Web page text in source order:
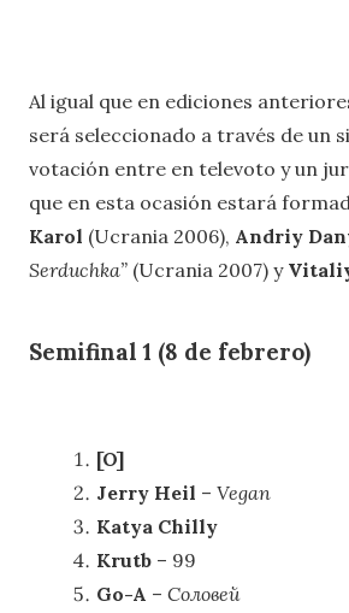
Al igual que en ediciones
será seleccionado a través de un
votación entre en televoto y un
que en esta ocasión estará
Karol (Ucrania 2006), Andriy
Serduchka” (Ucrania 2007) y
Semifinal 1 (8 de febrero)
[O]
Jerry Heil – Vegan
Katya Chilly
Krutb – 99
Go-A – Соловей